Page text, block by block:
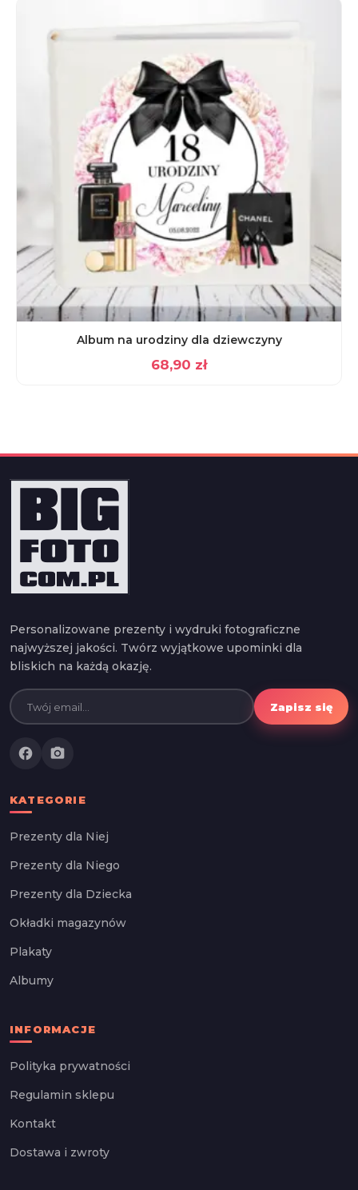
Album na urodziny dla dziewczyny
68,90 zł
Personalizowane prezenty i wydruki fotograficzne
najwyższej jakości. Twórz wyjątkowe upominki dla
bliskich na każdą okazję.
Zapisz się
facebook photo_camera
KATEGORIE
Prezenty dla Niej
Prezenty dla Niego
Prezenty dla Dziecka
Okładki magazynów
Plakaty
Albumy
INFORMACJE
Polityka prywatności
Regulamin sklepu
Kontakt
Dostawa i zwroty